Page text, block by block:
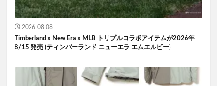
2026-08-08
Timberland x New Era x MLB トリプルコラボアイテムが2026年
8/15 発売 (ティンバーランド ニューエラ エムエルビー)